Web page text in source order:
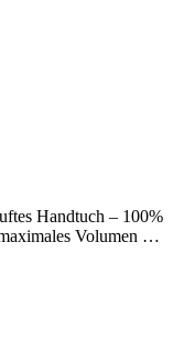
Handtuch – 100%
Volumen …